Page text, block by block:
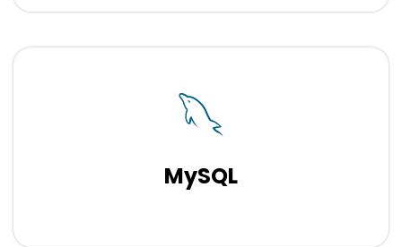
MySQL